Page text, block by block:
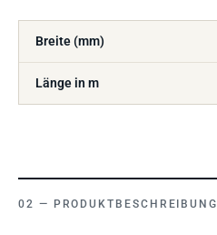
Breite (mm)
Länge in m
PRODUKTBESCHREIBUNG